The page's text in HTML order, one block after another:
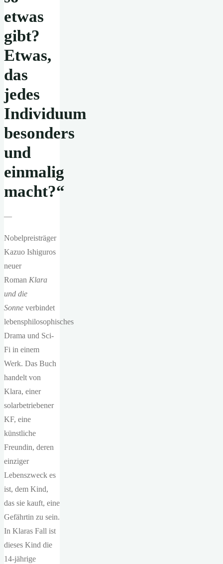
etwas
gibt?
Etwas,
das
jedes
Individuum
besonders
und
einmalig
macht?“
—
Nobelpreisträger
Kazuo Ishiguros
neuer
Roman Klara
und die
Sonne verbindet
lebensphilosophisches
Drama und Sci-
Fi in einem
Werk. Das Buch
handelt von
Klara, einer
solarbetriebener
KF, eine
künstliche
Freundin, deren
einziger
Lebenszweck es
ist, dem Kind,
das sie kauft, eine
Gefährtin zu sein.
In Klaras Fall ist
dieses Kind die
14-jährige